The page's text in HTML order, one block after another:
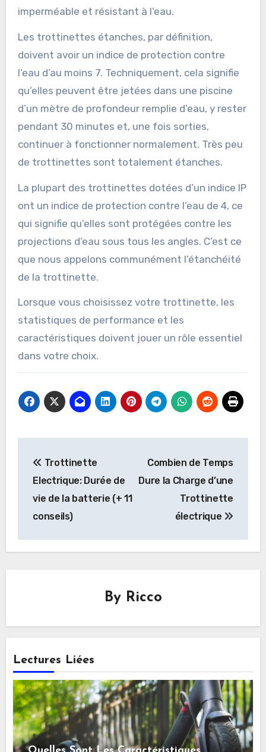
imperméable et résistant à l’eau.
Les trottinettes étanches, par définition,
doivent avoir un indice de protection contre
l’eau d’au moins 7. Techniquement, cela signifie
qu’elles peuvent être jetées dans une piscine
d’un mètre de profondeur remplie d’eau, y rester
pendant 30 minutes et, une fois sorties,
continuer à fonctionner normalement. Très peu
de trottinettes sont totalement étanches.
La plupart des trottinettes dotées d’un indice IP
ont un indice de protection contre l’eau de 4, ce
qui signifie qu’elles sont protégées contre les
projections d’eau sous tous les angles. C’est ce
que nous appelons communément l’étanchéité
de la trottinette.
Lorsque vous choisissez votre trottinette, les
statistiques de performance et les
caractéristiques doivent jouer un rôle essentiel
dans votre choix.
de
l’article
Trottinette
Electrique: Durée de
vie de la batterie (+ 11
conseils)
Combien de Temps
Dure la Charge d’une
Trottinette
électrique
By Ricco
Lectures Liées